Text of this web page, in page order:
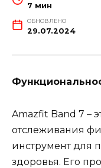
7 мин
ОБНОВЛЕНО
29.07.2024
Amazfit Band 7 –
отслеживания
инструмент для
здоровья. Его